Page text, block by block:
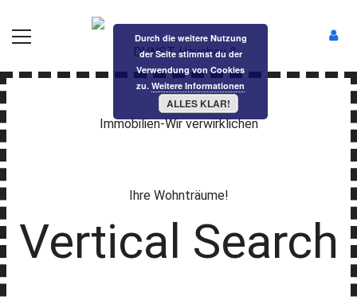
Vertical Search
Durch die weitere Nutzung
der Seite stimmst du der
Verwendung von Cookies
zu. Weitere Informationen
ALLES KLAR!